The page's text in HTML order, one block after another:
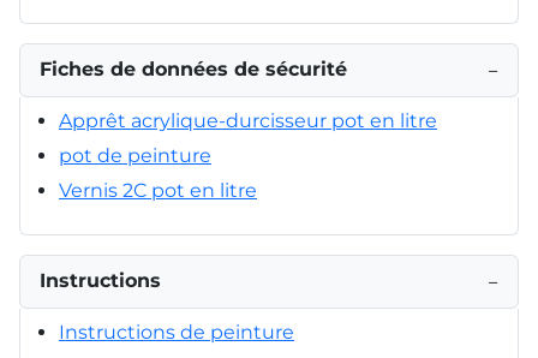
Fiches de données de sécurité −
Apprêt acrylique-durcisseur pot en litre
pot de peinture
Vernis 2C pot en litre
Instructions −
Instructions de peinture